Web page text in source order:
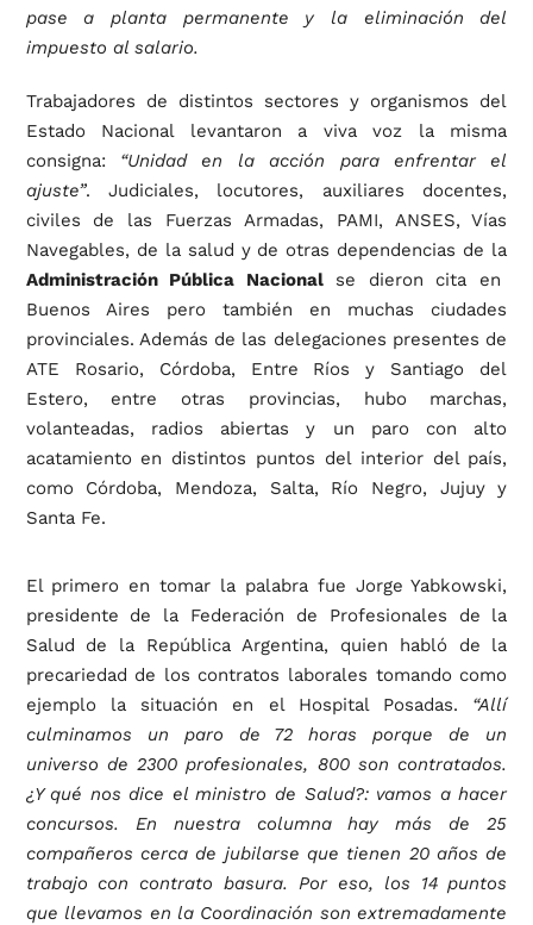
pase a planta permanente y la eliminación del
impuesto al salario.
Trabajadores de distintos sectores y organismos del
Estado Nacional levantaron a viva voz la misma
consigna: “Unidad en la acción para enfrentar el
ajuste”. Judiciales, locutores, auxiliares docentes,
civiles de las Fuerzas Armadas, PAMI, ANSES, Vías
Navegables, de la salud y de otras dependencias de la
Administración Pública Nacionalse dieron cita en
Buenos Aires pero también en muchas ciudades
provinciales. Además de las delegaciones presentes de
ATE Rosario, Córdoba, Entre Ríos y Santiago del
Estero, entre otras provincias, hubo marchas,
volanteadas, radios abiertas y un paro con alto
acatamiento en distintos puntos del interior del país,
como Córdoba, Mendoza, Salta, Río Negro, Jujuy y
Santa Fe.
El primero en tomar la palabra fue Jorge Yabkowski,
presidente de la Federación de Profesionales de la
Salud de la República Argentina, quien habló de la
precariedad de los contratos laborales tomando como
ejemplo la situación en el Hospital Posadas. “Allí
culminamos un paro de 72 horas porque de un
universo de 2300 profesionales, 800 son contratados.
¿Y qué nos dice el ministro de Salud?: vamos a hacer
concursos. En nuestra columna hay más de 25
compañeros cerca de jubilarse que tienen 20 años de
trabajo con contrato basura. Por eso, los 14 puntos
que llevamos en la Coordinación son extremadamente